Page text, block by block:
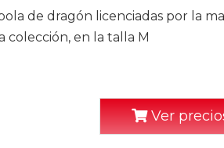
de dragón licenciadas por la
colección, en la talla M
Ver